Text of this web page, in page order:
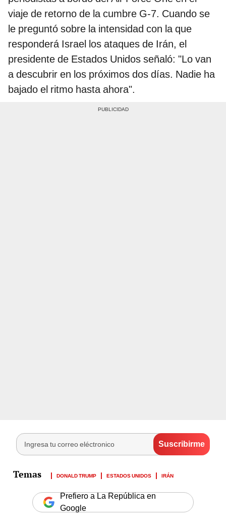
viaje de retorno de la cumbre G-7. Cuando se
le preguntó sobre la intensidad con la que
responderá Israel los ataques de Irán, el
presidente de Estados Unidos señaló: "Lo van
a descubrir en los próximos dos días. Nadie ha
bajado el ritmo hasta ahora".
DONALD TRUMP ESTADOS UNIDOS IRÁN
Prefiero a La República en
Google